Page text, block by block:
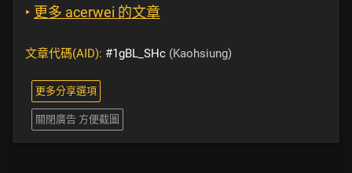
‣ 更多 acerwei 的文章
文章代碼(AID): #1gBL_SHc (Kaohsiung)
更多分享選項
關閉廣告 方便截圖